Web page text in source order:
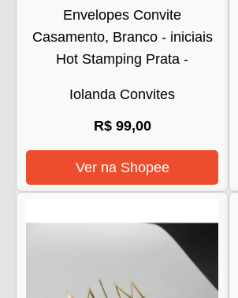
Envelopes Convite
Casamento, Branco - iniciais
Hot Stamping Prata -
Iolanda Convites
R$ 99,00
Ver na Shopee